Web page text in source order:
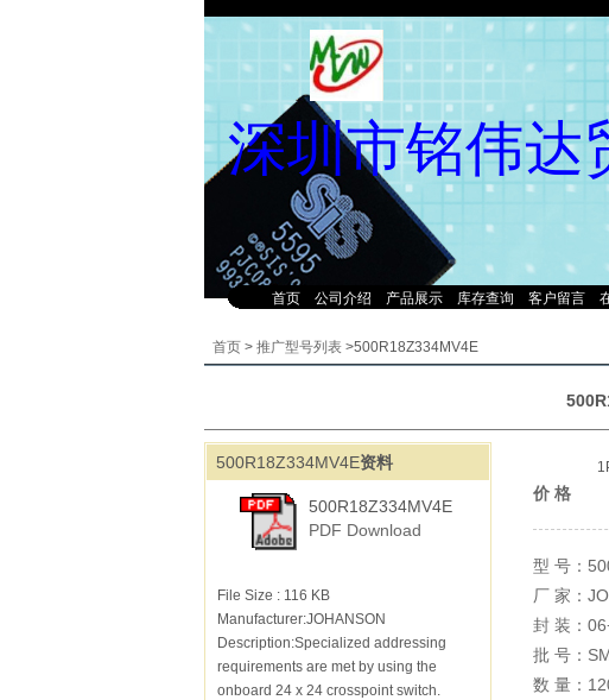
首页 公司介绍 产品展示 库存查询 客户留言
深圳市铭伟达
首页 > 推广型号列表 >500R18Z334MV4E
500R18Z334MV4E资料
500R18Z334MV4E
PDF Download
File Size : 116 KB
Manufacturer:JOHANSON
Description:Specialized addressing
requirements are met by using the
onboard 24 x 24 crosspoint switch.
价 格
型 号：
厂 家：
封 装：
批 号：
数 量：